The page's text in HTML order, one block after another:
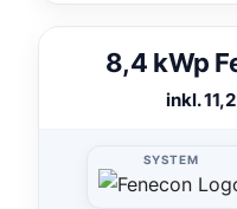
8,4 kWp
inkl.
SYSTEM